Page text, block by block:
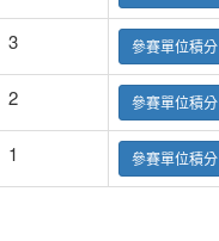
3 參賽單位積分
2 參賽單位積分
1 參賽單位積分